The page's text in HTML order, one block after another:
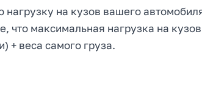
на кузов вашего
максимальная нагрузка на
+ веса самого груза.